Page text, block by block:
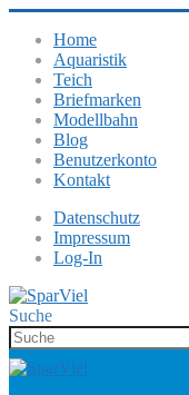
Home
Aquaristik
Teich
Briefmarken
Modellbahn
Blog
Benutzerkonto
Kontakt
Datenschutz
Impressum
Log-In
Suche